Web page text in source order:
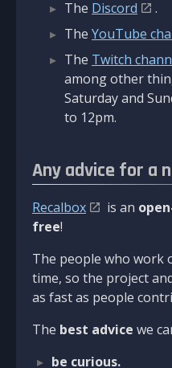
The Discord
.
The YouTube
The Twitch
among other
Saturday and
to 12pm.
Any advice for a
Recalbox is an
free!
The people who work
time, so the project
as fast as people
The best advice we
be curious.